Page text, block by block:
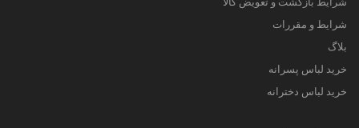
شرایط و مقررات
بلاگ
خرید لباس پسرانه
خرید لباس دخترانه